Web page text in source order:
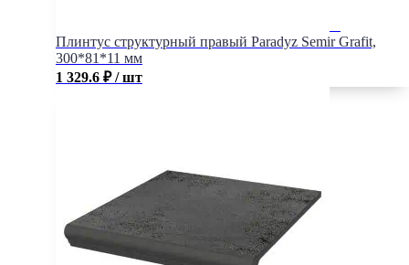
Плинтус структурный правый Paradyz Semir Grafit,
300*81*11 мм
1 329.6 ₽ / шт